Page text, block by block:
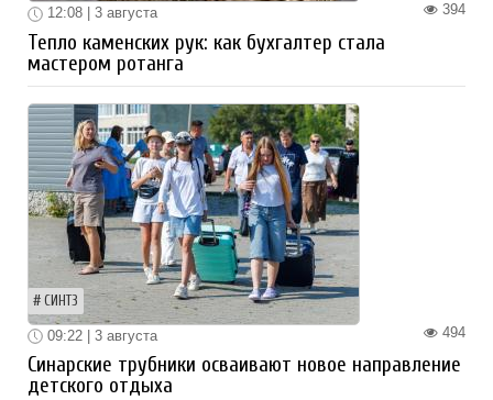
394
12:08 | 3 августа
Тепло каменских рук: как бухгалтер стала
мастером ротанга
СИНТЗ
494
09:22 | 3 августа
Синарские трубники осваивают новое направление
детского отдыха